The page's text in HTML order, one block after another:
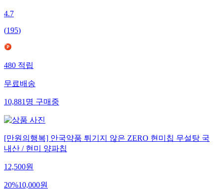
4.7
(195)
480 적립
무료배송
10,881 명 구매중
[만원의행복] 안국약품 튀기지 않은 ZERO 현미칩 무설탕 국
내산 / 현미 양파칩
12,500원
20%10,000원